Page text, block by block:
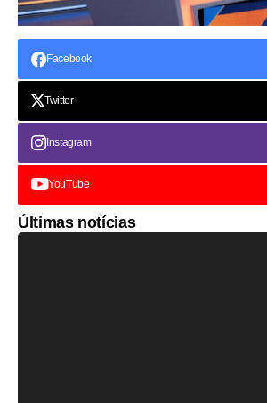
Facebook
Twitter
Instagram
YouTube
Últimas notícias